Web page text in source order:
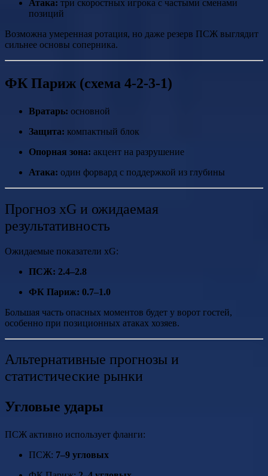
Атака: три скоростных игрока с частыми сменами
позиций
Возможна умеренная ротация, но даже резерв ПСЖ выглядит
сильнее основы соперника.
ФК Париж (схема 4-2-3-1)
Вратарь: основной
Защита: компактный блок
Опорная зона: акцент на разрушение
Атака: один форвард с поддержкой из глубины
Прогноз xG и ожидаемая
результативность
Ожидаемые показатели xG:
ПСЖ: 2.4–2.8
ФК Париж: 0.7–1.0
Большая часть опасных моментов будет у ворот гостей,
особенно при позиционных атаках хозяев.
Альтернативные прогнозы и
статистические рынки
Угловые удары
ПСЖ активно использует фланги:
ПСЖ: 7–9 угловых